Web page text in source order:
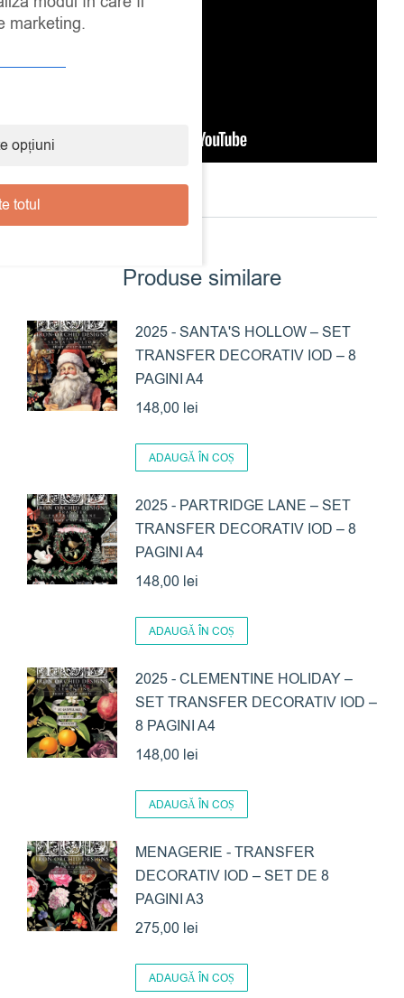
Produse similare
2025 - SANTA'S HOLLOW – SET
TRANSFER DECORATIV IOD – 8
PAGINI A4
148,00 lei
ADAUGĂ ÎN COȘ
2025 - PARTRIDGE LANE – SET
TRANSFER DECORATIV IOD – 8
PAGINI A4
148,00 lei
ADAUGĂ ÎN COȘ
2025 - CLEMENTINE HOLIDAY –
SET TRANSFER DECORATIV IOD –
8 PAGINI A4
148,00 lei
ADAUGĂ ÎN COȘ
MENAGERIE - TRANSFER
DECORATIV IOD – SET DE 8
PAGINI A3
275,00 lei
ADAUGĂ ÎN COȘ
marketing.
opțiuni
totul